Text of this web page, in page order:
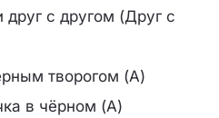
друг с другом (Друг с
творогом (А)
в чёрном (А)